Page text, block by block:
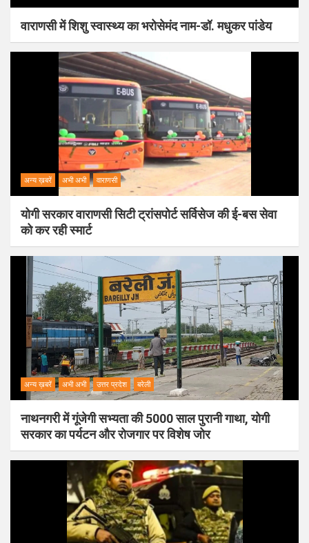
वाराणसी में शिशु स्वास्थ्य का भरोसेमंद नाम-डॉ. मधुकर पांडेय
अन्य ख़बरें अभी अभी वाराणसी
योगी सरकार वाराणसी सिटी ट्रांसपोर्ट सर्विसेज की ई-बस सेवा
को कर रही स्मार्ट
अन्य ख़बरें अभी अभी उत्तर प्रदेश बरेली
नाथनगरी में गूंजेगी सभ्यता की 5000 साल पुरानी गाथा, योगी
सरकार का पर्यटन और रोजगार पर विशेष जोर